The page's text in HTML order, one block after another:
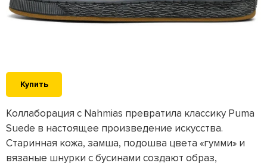
Купить
Коллаборация с Nahmias превратила классику Puma
Suede в настоящее произведение искусства.
Старинная кожа, замша, подошва цвета «гумми» и
вязаные шнурки с бусинами создают образ,